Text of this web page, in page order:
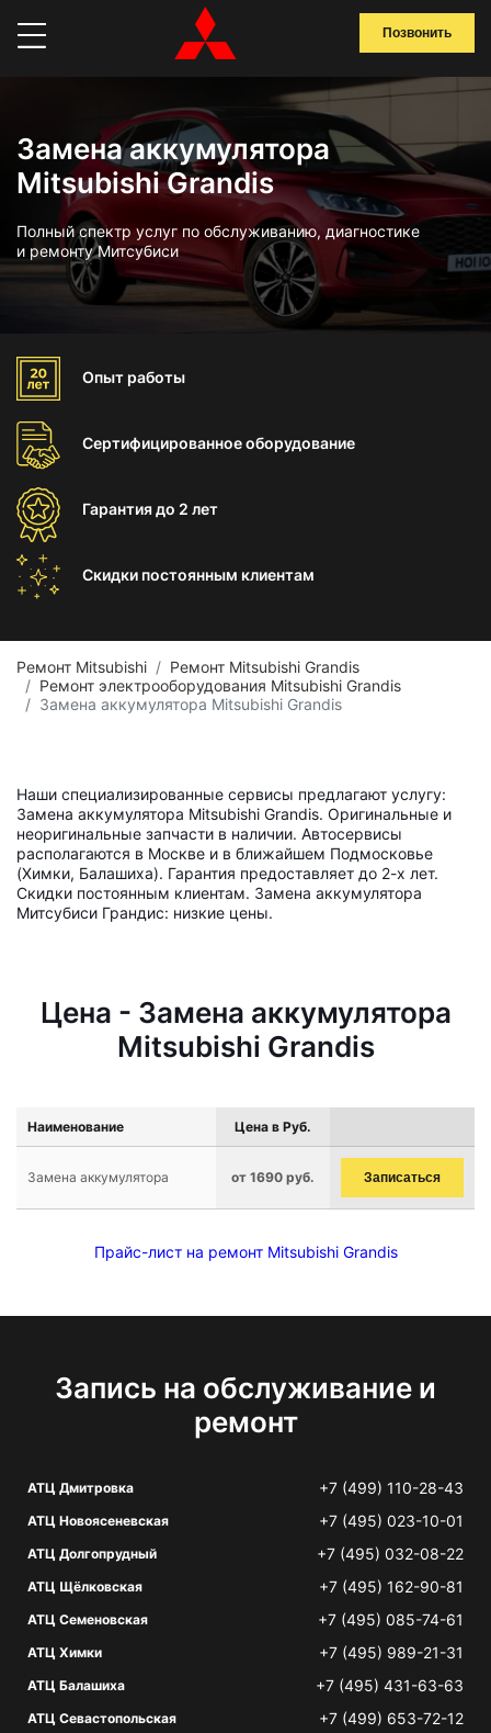
Позвонить
Замена аккумулятора
Mitsubishi Grandis
Полный спектр услуг по обслуживанию, диагностике
и ремонту Митсубиси
Опыт работы
Сертифицированноеоборудование
Гарантиядо 2 лет
Скидки постоянным клиентам
Ремонт Mitsubishi
Ремонт Mitsubishi Grandis
Ремонт электрооборудования Mitsubishi Grandis
Замена аккумулятора Mitsubishi Grandis
Наши специализированные сервисы предлагают услугу:
Замена аккумулятора Mitsubishi Grandis. Оригинальные и
неоригинальные запчасти в наличии. Автосервисы
располагаются в Москве и в ближайшем Подмосковье
(Химки, Балашиха). Гарантия предоставляет до 2-х лет.
Скидки постоянным клиентам. Замена аккумулятора
Митсубиси Грандис: низкие цены.
Цена - Замена аккумулятора
Mitsubishi Grandis
Наименование Цена в Руб.
Замена аккумулятора от 1690 руб. Записаться
Прайс-лист на ремонт Mitsubishi Grandis
Запись на обслуживание и
ремонт
АТЦ Дмитровка +7 (499) 110-28-43
АТЦ Новоясеневская +7 (495) 023-10-01
АТЦ Долгопрудный +7 (495) 032-08-22
АТЦ Щёлковская +7 (495) 162-90-81
АТЦ Семеновская +7 (495) 085-74-61
АТЦ Химки +7 (495) 989-21-31
АТЦ Балашиха +7 (495) 431-63-63
АТЦ Севастопольская +7 (499) 653-72-12